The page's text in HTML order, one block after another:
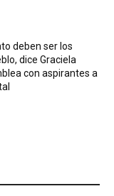
deben ser los
dice Graciela
con aspirantes a